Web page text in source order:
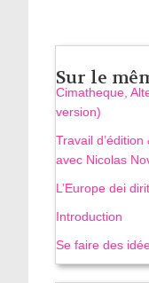
Sur le
Cimatheque,
version)
Travail
avec Nicolas
L’Europe dei
Introduction
Se faire des